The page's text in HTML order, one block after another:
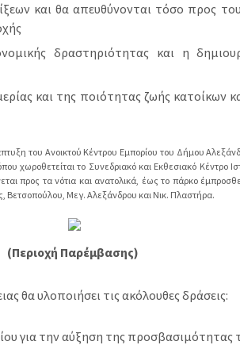
και θα απευθύνονται τόσο προς
δραστηριότητας και η
και της ποιότητας ζωής κατοίκων
του Ανοικτού Κέντρου Εμπορίου του Δήμου
χωροθετείται το Συνεδριακό και Εκθεσιακό Κέντρο
προς τα νότια και ανατολικά, έως το πάρκο
Βετσοπούλου, Μεγ. Αλεξάνδρου και Νικ. Πλαστήρα.
(Περιοχή Παρέμβασης)
θα υλοποιήσει τις ακόλουθες δράσεις:
για την αύξηση της προσβασιμότητας